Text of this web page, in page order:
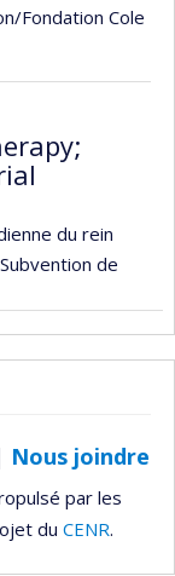
Fondation Cole
du rein
de
Nous joindre
par les
du CENR.